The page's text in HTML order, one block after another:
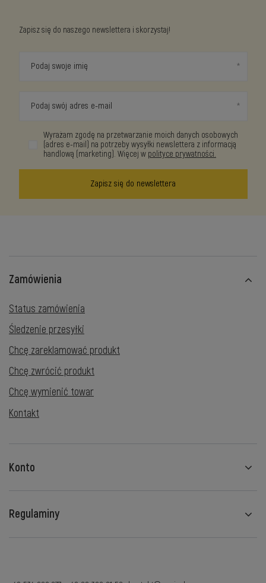
Zapisz się do naszego newslettera i skorzystaj!
Podaj swoje imię
Podaj swój adres e-mail
Wyrażam zgodę na przetwarzanie moich danych osobowych
(adres e-mail) na potrzeby wysyłki newslettera z informacją
handlową (marketing). Więcej w polityce prywatności.
Zapisz się do newslettera
Zamówienia
Status zamówienia
Śledzenie przesyłki
Chcę zareklamować produkt
Chcę zwrócić produkt
Chcę wymienić towar
Kontakt
Konto
Regulaminy